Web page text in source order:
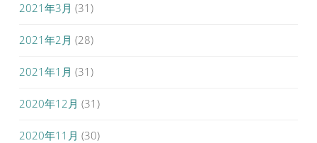
2021年3月 (31)
2021年2月 (28)
2021年1月 (31)
2020年12月 (31)
2020年11月 (30)